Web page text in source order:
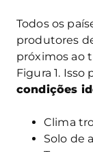
Todos os
produtores
próximos ao
Figura 1. Isso
condições
Clima
Solo de